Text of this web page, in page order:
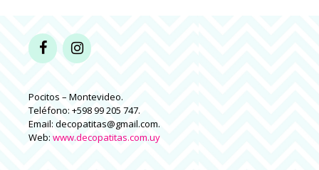
Pocitos – Montevideo.
Teléfono: +598 99 205 747.
Email: decopatitas@gmail.com.
Web: www.decopatitas.com.uy